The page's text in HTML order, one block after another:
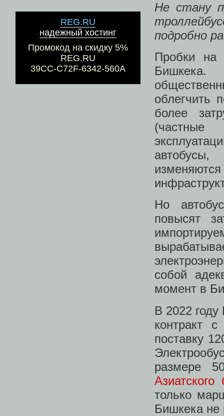
REG.RU
надежный хостинг
Промокод на скидку 5%
REG.RU
39CC-C72F-6342-560A
Не стану
подробно
Пробки на
Бишкека.
облегчить
более
(частные
Но
повысят
собой
момент в
В 2022 году
контракт
поставку
размере
Азиатского
только
Бишкека не